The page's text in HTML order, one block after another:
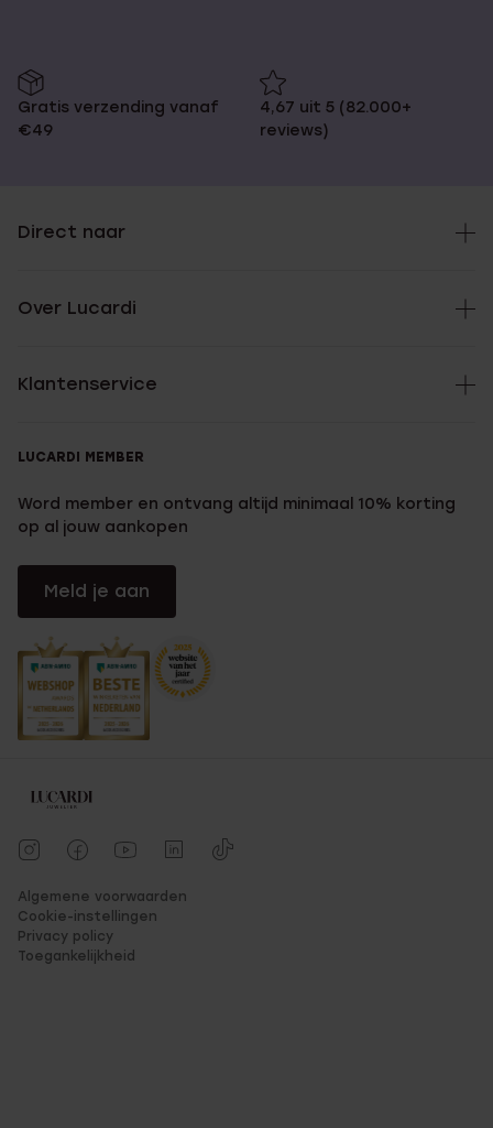
Gratis verzending vanaf
€49
4,67 uit 5 (82.000+
reviews)
Direct naar
Over Lucardi
Klantenservice
LUCARDI MEMBER
Word member en ontvang altijd minimaal 10% korting
op al jouw aankopen
Meld je aan
Algemene voorwaarden
Cookie-instellingen
Privacy policy
Toegankelijkheid